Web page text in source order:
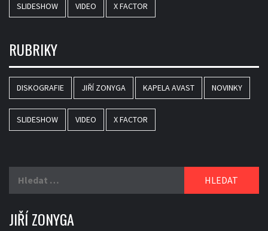
SLIDESHOW VIDEO X FACTOR
RUBRIKY
DISKOGRAFIE JIŘÍ ZONYGA KAPELA AVAST NOVINKY
SLIDESHOW VIDEO X FACTOR
JIŘÍ ZONYGA